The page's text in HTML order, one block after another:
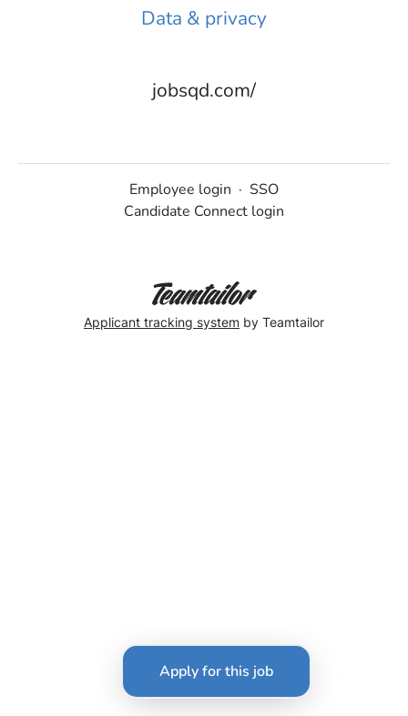
Apply for this job
Data & privacy
jobsqd.com/
Employee login · SSO
Candidate Connect login
Applicant tracking system by Teamtailor